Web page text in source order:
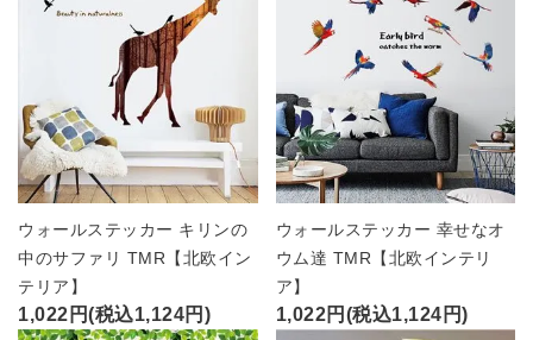
ウォールステッカー キリンの
中のサファリ TMR【北欧イン
テリア】
1,022円(税込1,124円)
ウォールステッカー 幸せなオ
ウム達 TMR【北欧インテリ
ア】
1,022円(税込1,124円)